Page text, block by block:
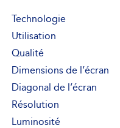
Technologie
Utilisation
Qualité
Dimensions de l’écran
Diagonal de l’écran
Résolution
Luminosité